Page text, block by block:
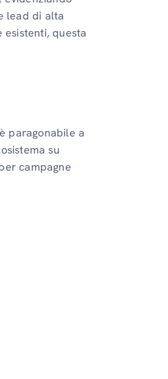
lead di alta
questa
paragonabile a
su
campagne